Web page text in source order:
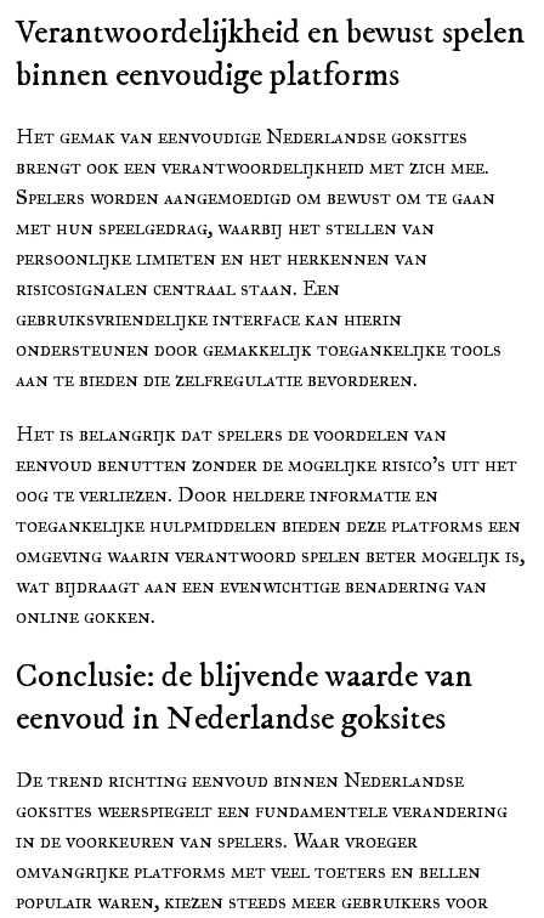
Verantwoordelijkheid en bewust spelen
binnen eenvoudige platforms
Het gemak van eenvoudige Nederlandse goksites
brengt ook een verantwoordelijkheid met zich mee.
Spelers worden aangemoedigd om bewust om te gaan
met hun speelgedrag, waarbij het stellen van
persoonlijke limieten en het herkennen van
risicosignalen centraal staan. Een
gebruiksvriendelijke interface kan hierin
ondersteunen door gemakkelijk toegankelijke tools
aan te bieden die zelfregulatie bevorderen.
Het is belangrijk dat spelers de voordelen van
eenvoud benutten zonder de mogelijke risico’s uit het
oog te verliezen. Door heldere informatie en
toegankelijke hulpmiddelen bieden deze platforms een
omgeving waarin verantwoord spelen beter mogelijk is,
wat bijdraagt aan een evenwichtige benadering van
online gokken.
Conclusie: de blijvende waarde van
eenvoud in Nederlandse goksites
De trend richting eenvoud binnen Nederlandse
goksites weerspiegelt een fundamentele verandering
in de voorkeuren van spelers. Waar vroeger
omvangrijke platforms met veel toeters en bellen
populair waren, kiezen steeds meer gebruikers voor